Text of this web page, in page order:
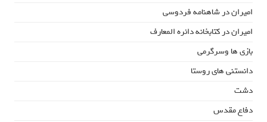
امیران در شاهنامه فردوسی
امیران در کتابخانه دائره المعارف
بازی ها وسرگرمی
دانستنی های روستا
دشت
دفاع مقدس